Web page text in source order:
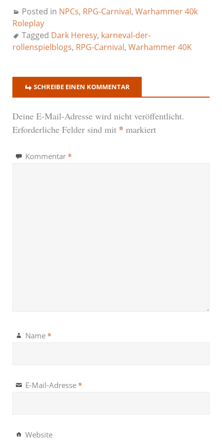
Posted in NPCs, RPG-Carnival, Warhammer 40k
Roleplay
Tagged Dark Heresy, karneval-der-
rollenspielblogs, RPG-Carnival, Warhammer 40K
SCHREIBE EINEN KOMMENTAR
Deine E-Mail-Adresse wird nicht veröffentlicht.
Erforderliche Felder sind mit * markiert
Kommentar *
Name *
E-Mail-Adresse *
Website